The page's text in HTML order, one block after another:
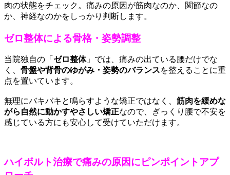
肉の状態をチェック。痛みの原因が筋肉なのか、関節なの
か、神経なのかをしっかり判断します。
ゼロ整体による骨格・姿勢調整
当院独自の「 ゼロ整体」では、痛みの出ている腰だけでな
く、 骨盤や背骨のゆがみ・姿勢のバランスを整えることに重
点を置いています。
無理にバキバキと鳴らすような矯正ではなく、 筋肉を緩めな
がら自然に動かすやさしい矯正なので、ぎっくり腰で不安を
感じている方にも安心して受けていただけます。
ハイボルト治療で痛みの原因にピンポイントアプ